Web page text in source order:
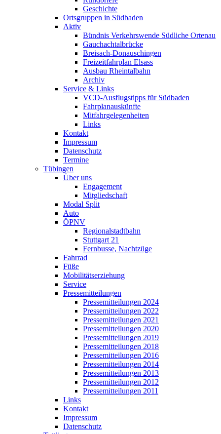
Geschichte
Ortsgruppen in Südbaden
Aktiv
Bündnis Verkehrswende Südliche Ortenau
Gauchachtalbrücke
Breisach-Donauschingen
Freizeitfahrplan Elsass
Ausbau Rheintalbahn
Archiv
Service & Links
VCD-Ausflugstipps für Südbaden
Fahrplanauskünfte
Mitfahrgelegenheiten
Links
Kontakt
Impressum
Datenschutz
Termine
Tübingen
Über uns
Engagement
Mitgliedschaft
Modal Split
Auto
ÖPNV
Regionalstadtbahn
Stuttgart 21
Fernbusse, Nachtzüge
Fahrrad
Füße
Mobilitätserziehung
Service
Pressemitteilungen
Pressemitteilungen 2024
Pressemitteilungen 2022
Pressemitteilungen 2021
Pressemitteilungen 2020
Pressemitteilungen 2019
Pressemitteilungen 2018
Pressemitteilungen 2016
Pressemitteilungen 2014
Pressemitteilungen 2013
Pressemitteilungen 2012
Pressemitteilungen 2011
Links
Kontakt
Impressum
Datenschutz